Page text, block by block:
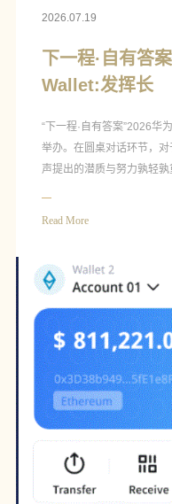
2026.07.19
下一程·自有答
Wallet:发挥长
“下一程·自有答案”2026华
举办。在圆桌对话环节，
声提出的潜质与努力孰轻
Read More